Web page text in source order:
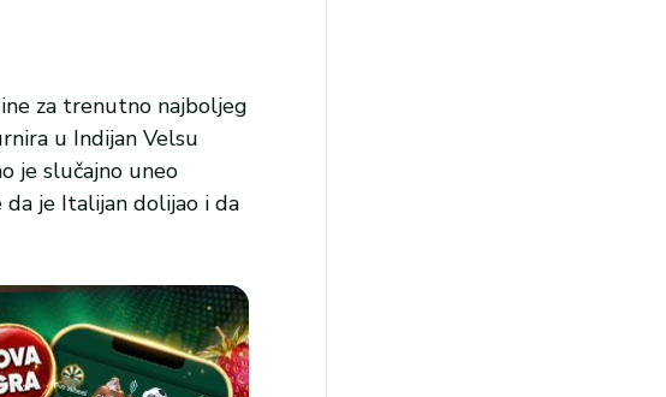
za trenutno najboljeg
u Indijan Velsu
je slučajno uneo
da je Italijan dolijao i da